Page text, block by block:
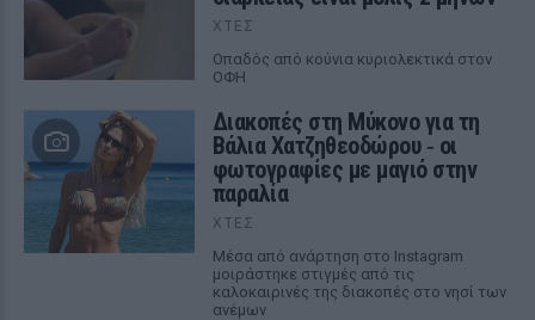
ΧΤΕΣ
Οπαδός από κούνια κυριολεκτικά στον
ΟΦΗ
Διακοπές στη Μύκονο για τη
Βάλια Χατζηθεοδώρου ‑ οι
φωτογραφίες με μαγιό στην
παραλία
ΧΤΕΣ
Μέσα από ανάρτηση στο Instagram
μοιράστηκε στιγμές από τις
καλοκαιρινές της διακοπές στο νησί των
ανέμων